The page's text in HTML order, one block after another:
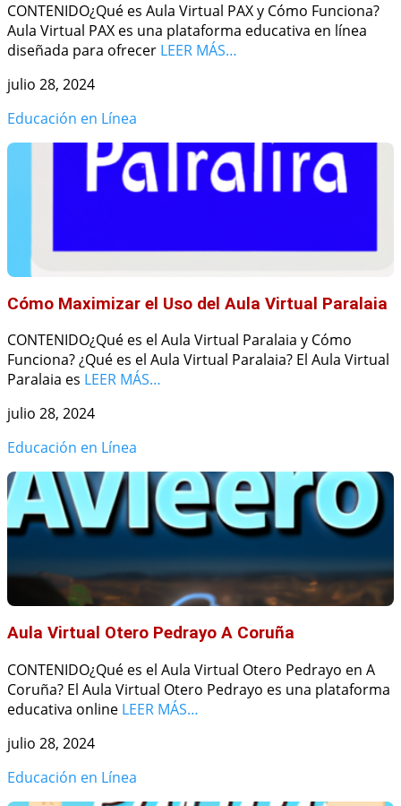
CONTENIDO¿Qué es Aula Virtual PAX y Cómo Funciona?
Aula Virtual PAX es una plataforma educativa en línea
diseñada para ofrecer LEER MÁS…
julio 28, 2024
Educación en Línea
Cómo Maximizar el Uso del Aula Virtual Paralaia
CONTENIDO¿Qué es el Aula Virtual Paralaia y Cómo
Funciona? ¿Qué es el Aula Virtual Paralaia? El Aula Virtual
Paralaia es LEER MÁS…
julio 28, 2024
Educación en Línea
Aula Virtual Otero Pedrayo A Coruña
CONTENIDO¿Qué es el Aula Virtual Otero Pedrayo en A
Coruña? El Aula Virtual Otero Pedrayo es una plataforma
educativa online LEER MÁS…
julio 28, 2024
Educación en Línea